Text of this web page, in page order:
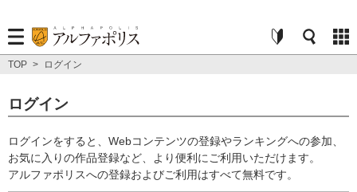
TOP > ログイン
ログイン
ログインをすると、Webコンテンツの登録やランキングへの参加、
お気に入りの作品登録など、より便利にご利用いただけます。
アルファポリスへの登録およびご利用はすべて無料です。